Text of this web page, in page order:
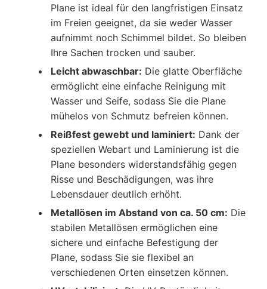
Plane ist ideal für den langfristigen Einsatz
im Freien geeignet, da sie weder Wasser
aufnimmt noch Schimmel bildet. So bleiben
Ihre Sachen trocken und sauber.
Leicht abwaschbar: Die glatte Oberfläche
ermöglicht eine einfache Reinigung mit
Wasser und Seife, sodass Sie die Plane
mühelos von Schmutz befreien können.
Reißfest gewebt und laminiert: Dank der
speziellen Webart und Laminierung ist die
Plane besonders widerstandsfähig gegen
Risse und Beschädigungen, was ihre
Lebensdauer deutlich erhöht.
Metallösen im Abstand von ca. 50 cm: Die
stabilen Metallösen ermöglichen eine
sichere und einfache Befestigung der
Plane, sodass Sie sie flexibel an
verschiedenen Orten einsetzen können.